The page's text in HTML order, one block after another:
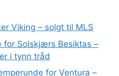
Viking – solgt til MLS
for Solskjærs Besiktas –
i tynn tråd
for Ventura –